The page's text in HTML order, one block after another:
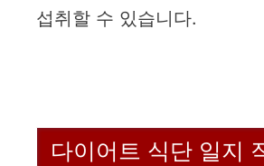
섭취할 수 있습니다.
다이어트 식단 일지